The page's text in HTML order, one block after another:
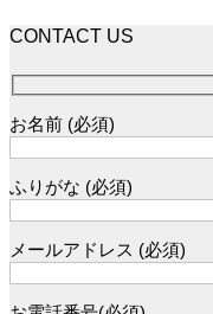
CONTACT US
お名前 (必須)
ふりがな (必須)
メールアドレス (必須)